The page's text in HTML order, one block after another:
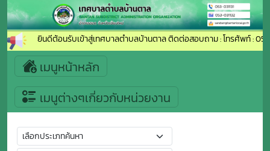
ยินดีต้อนรับเข้าสู่เทศบาลตำบลบ้านตาล ติดต่อสอบถาม : โทรศัพท์ :
เมนูหน้าหลัก
เมนูต่างๆเกี่ยวกับหน่วยงาน